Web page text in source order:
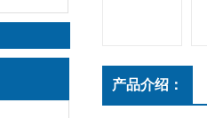
产品介绍：